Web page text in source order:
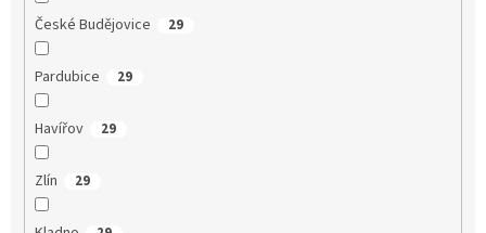
České Budějovice 29
Pardubice 29
Havířov 29
Zlín 29